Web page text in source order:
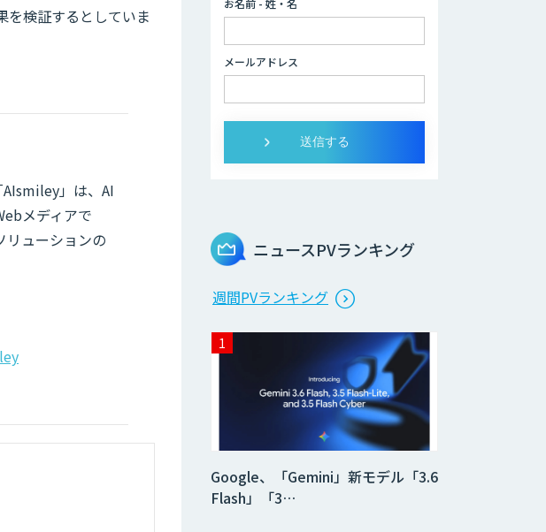
を検証するとしていま
」は、AI
メディアで
リューションの
データ分析/AI開
発/コンサルティン
グ
STORM Platform
Cogent AI
Cabinet
AI/DX研修
お名前 - 姓・名
メールアドレス
ニュースPVランキング
週間PVランキング
Google、「Gemini」新モデル「3.6
Flash」「3…